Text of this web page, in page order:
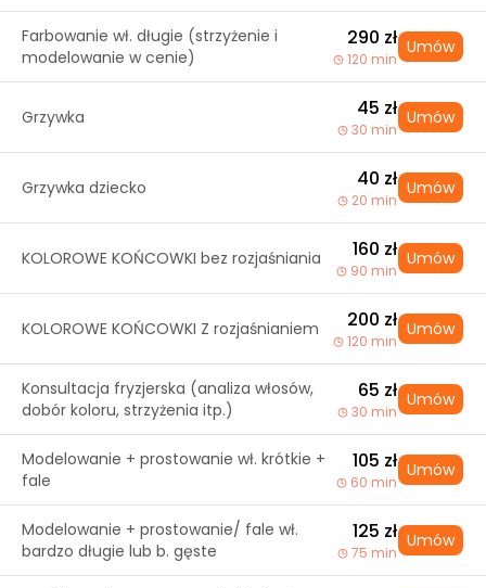
Farbowanie wł. długie (strzyżenie i
modelowanie w cenie)
290 zł
120 min
Umów
Grzywka 45 zł
30 min
Umów
Grzywka dziecko 40 zł
20 min
Umów
KOLOROWE KOŃCOWKI bez rozjaśniania 160 zł
90 min
Umów
KOLOROWE KOŃCOWKI Z rozjaśnianiem 200 zł
120 min
Umów
Konsultacja fryzjerska (analiza włosów,
dobór koloru, strzyżenia itp.)
65 zł
30 min
Umów
Modelowanie + prostowanie wł. krótkie +
fale
105 zł
60 min
Umów
Modelowanie + prostowanie/ fale wł.
bardzo długie lub b. gęste
125 zł
75 min
Umów